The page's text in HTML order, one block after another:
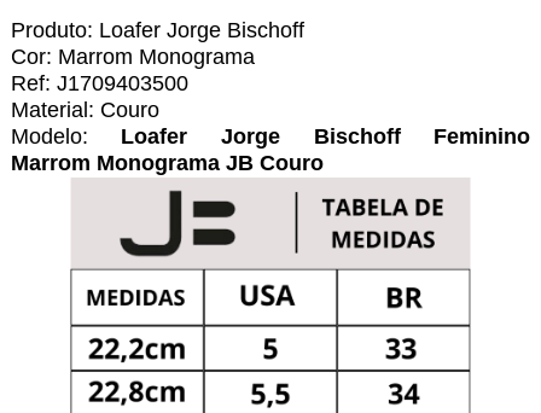
Produto: Loafer Jorge Bischoff
Cor: Marrom Monograma
Ref: J1709403500
Material: Couro
Modelo: Loafer Jorge Bischoff Feminino
Marrom Monograma JB Couro